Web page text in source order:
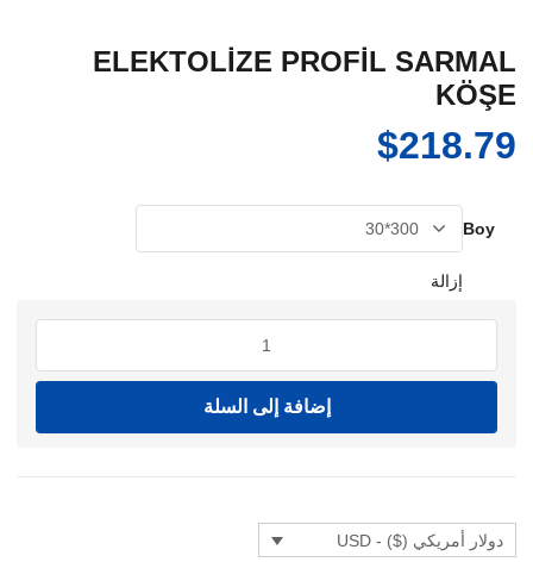
ELEKTOLİZE PROFİL SARMAL
KÖŞE
$218.79
Boy
إزالة
PROFİL
KÖŞE
إضافة إلى السلة
دولار أمريكي ($) - USD